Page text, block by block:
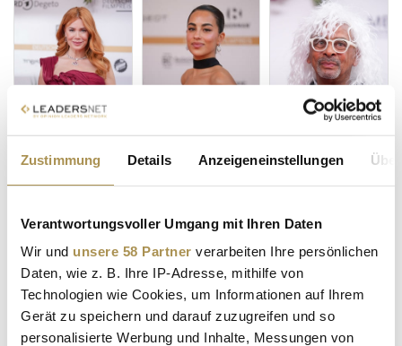
Zustimmung Details Anzeigeneinstellungen
Verantwortungsvoller Umgang mit Ihren Daten
Wir und unsere 58 Partner verarbeiten Ihre persönlichen
Daten, wie z. B. Ihre IP-Adresse, mithilfe von
Technologien wie Cookies, um Informationen auf Ihrem
Gerät zu speichern und darauf zuzugreifen und so
personalisierte Werbung und Inhalte, Messungen von